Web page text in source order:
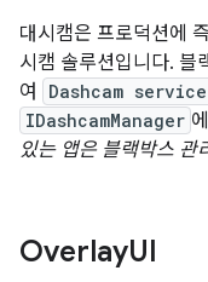
대시캠은 프로덕션에
시캠 솔루션입니다. 블
여
Dashcam service
IDashcamManager
있는 앱은 블랙박스 관
OverlayUI